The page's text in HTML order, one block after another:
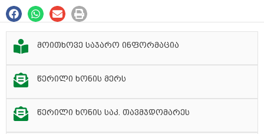
მოითხოვე საჯარო ინფორმაცია
წერილი ხონის მერს
წერილი ხონის საკ. თავმჯდომარეს